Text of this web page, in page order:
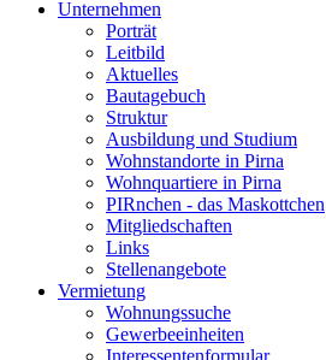
Unternehmen
Porträt
Leitbild
Aktuelles
Bautagebuch
Struktur
Ausbildung und Studium
Wohnstandorte in Pirna
Wohnquartiere in Pirna
PIRnchen - das Maskottchen
Mitgliedschaften
Links
Stellenangebote
Vermietung
Wohnungssuche
Gewerbeeinheiten
Interessentenformular